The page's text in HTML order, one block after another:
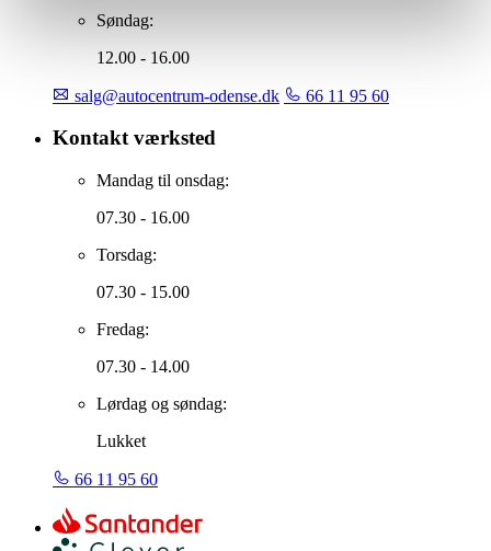
Søndag:
12.00 - 16.00
salg@autocentrum-odense.dk 66 11 95 60
Kontakt værksted
Mandag til onsdag:
07.30 - 16.00
Torsdag:
07.30 - 15.00
Fredag:
07.30 - 14.00
Lørdag og søndag:
Lukket
66 11 95 60